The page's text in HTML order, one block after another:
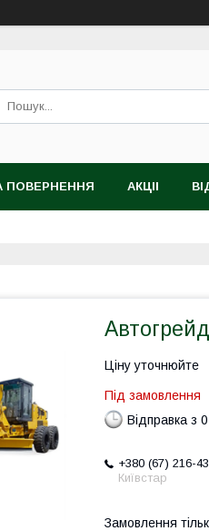
ПОВЕРНЕННЯ АКЦІІ
Ціну уточнюйте
Під замовлення
Відправка з
+380 (67) 216-
Київстар
Замовлення